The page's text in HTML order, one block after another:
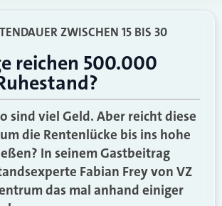
ZWISCHEN 15 BIS 30
reichen 500.000
sind viel Geld. Aber reicht diese
die Rentenlücke bis ins hohe
In seinem Gastbeitrag
Fabian Frey von VZ
das mal anhand einiger